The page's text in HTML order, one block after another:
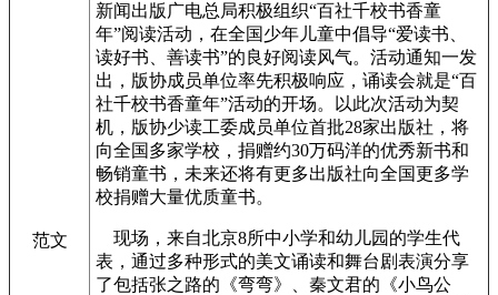
范文
新闻出版广电总局积极组织“百社千校书香童
年”阅读活动，在全国少年儿童中倡导“爱读书、
读好书、善读书”的良好阅读风气。活动通知一发
出，版协成员单位率先积极响应，诵读会就是“百
社千校书香童年”活动的开场。以此次活动为契
机，版协少读工委成员单位首批28家出版社，将
向全国多家学校，捐赠约30万码洋的优秀新书和
畅销童书，未来还将有更多出版社向全国更多学
校捐赠大量优质童书。
现场，来自北京8所中小学和幼儿园的学生代
表，通过多种形式的美文诵读和舞台剧表演分享
了包括张之路的《弯弯》、秦文君的《小鸟公